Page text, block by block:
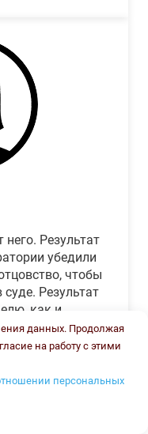
Результат
убедили
чтобы
Результат
как и
и извиняется.
данных. Продолжая
на работу с этими
персональных